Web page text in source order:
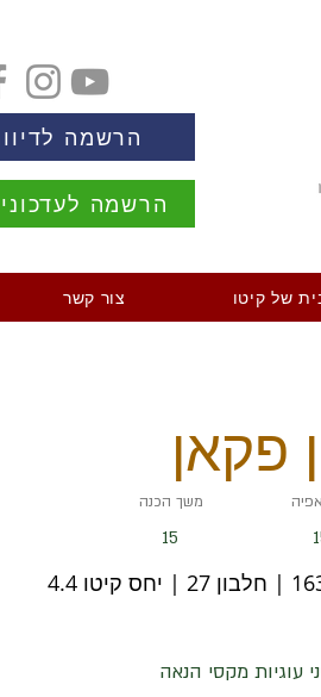
הרשמה
הרשמה
של קיטו צור קשר
פקאן
משך הכנה
15
עוגיות מקסי הנאה